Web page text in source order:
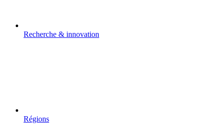
Recherche & innovation
Régions